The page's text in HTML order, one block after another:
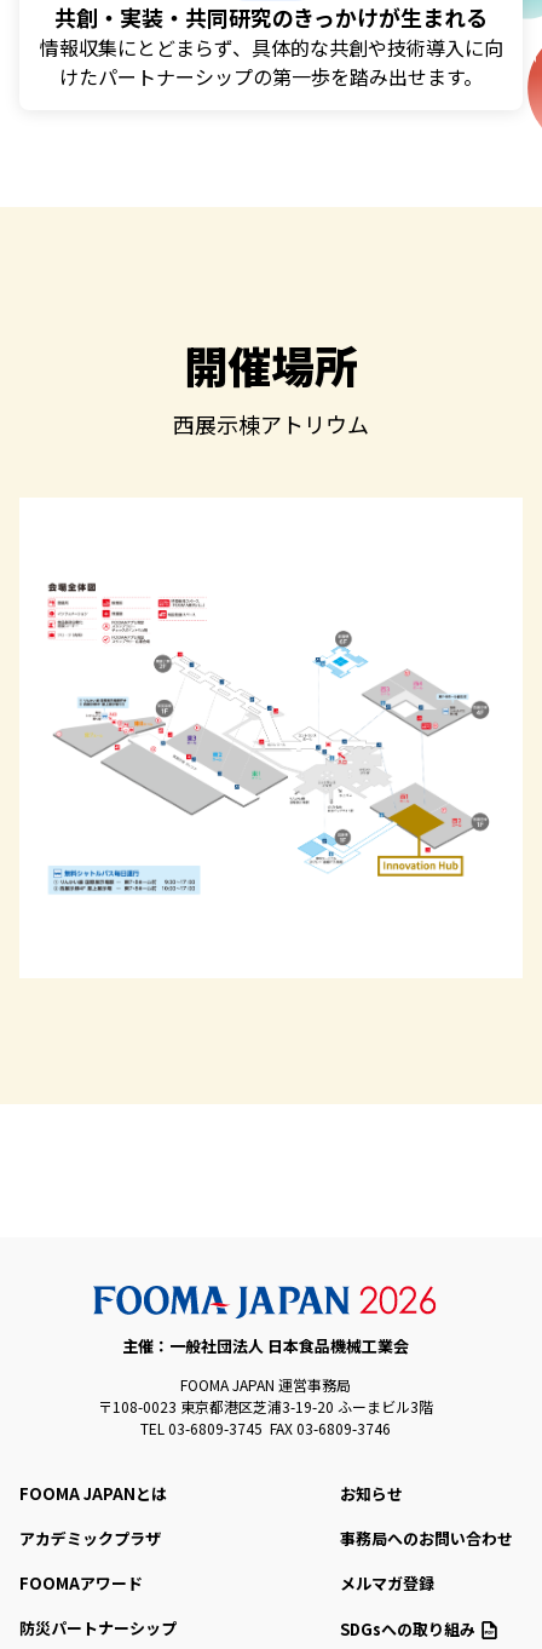
共創・実装・共同研究のきっかけが生まれる
情報収集にとどまらず、具体的な共創や技術導入に向
けたパートナーシップの第一歩を踏み出せます。
開催場所
西展示棟アトリウム
主催：一般社団法人 日本食品機械工業会
FOOMA JAPAN 運営事務局
〒108-0023 東京都港区芝浦3-19-20 ふーまビル3階
TEL 03-6809-3745 FAX 03-6809-3746
FOOMA JAPANとは
アカデミックプラザ
FOOMAアワード
防災パートナーシップ
お知らせ
事務局へのお問い合わせ
メルマガ登録
SDGsへの取り組み